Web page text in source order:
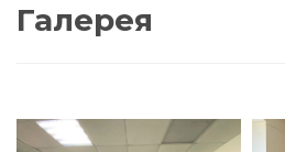
Галерея